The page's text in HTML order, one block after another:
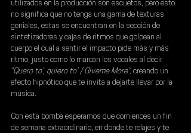
utilizados en la producción son escuetos, pero esto
no significa que no tenga una gama de texturas
geniales, estas se encuentran en la sección de
sintetizadores y cajas de ritmos que golpean al
cuerpo el cual a sentir el impacto pide más y más
ritmo, justo como lo marcan los vocales al decir
“Quero to’, quiero to’ / Giveme More”, creando un
efecto hipnótico que te invita a dejarte llevar por la
música.
Con esta bomba esperamos que comiences un fin
de semana extraordinario, en donde te relajes y te